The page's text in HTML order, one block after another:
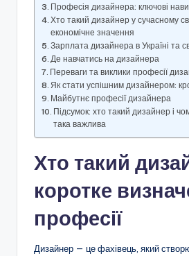
Професія дизайнера: ключові
Хто такий дизайнер у сучасному
економічне значення
Зарплата дизайнера в Україні та
Де навчатись на дизайнера
Переваги та виклики професії
Як стати успішним дизайнером:
Майбутнє професії дизайнера
Підсумок: хто такий дизайнер і
така важлива
Хто такий
коротке
професії
Дизайнер — це фахівець, який